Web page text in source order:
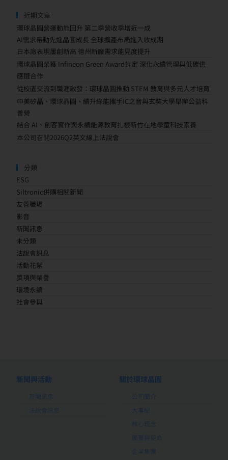
近期文章
環球晶圓營運動能回升 第二季營收季增近一成
AI需求帶動先進晶圓成長 全球擴產布局進入收成期
日本廠表現屢創新高 德州新廠需求能見度提升
環球晶圓榮獲 Infineon Green Award肯定 深化永續管理與低碳供
應鏈合作
從校園交流到職涯啟發：環球晶圓推動 STEM 教育與多元人才培育
中美矽晶、環球晶圓、續升綠能攜手IC之音與玄奘大學舉辦公益科
普營
結合 AI、創客實作與永續能源教育扎根新竹在地學童科技素養
本公司召開2026Q2英文線上法說會
分類
ESG
Siltronic併購相關新聞
友善職場
影音
新聞訊息
未分類
法說會訊息
活動花絮
獎項與榮譽
環境永續
社會參與
新聞與活動
新聞訊息
法說會訊息
關於環球晶圓
公司簡介
大事紀
核心理念
願景與使命
企業集團